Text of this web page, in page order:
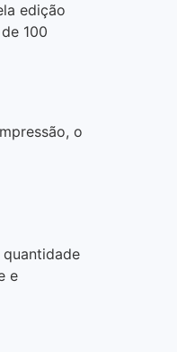
edição
100
o
e